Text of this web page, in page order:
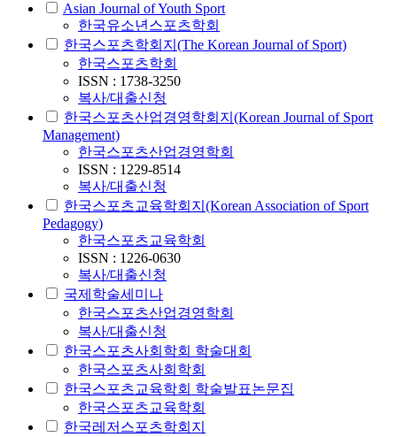
Asian Journal of Youth Sport
한국유소년스포츠학회
한국스포츠학회지(The Korean Journal of Sport)
한국스포츠학회
ISSN : 1738-3250
복사/대출신청
한국스포츠산업경영학회지(Korean Journal of Sport
Management)
한국스포츠산업경영학회
ISSN : 1229-8514
복사/대출신청
한국스포츠교육학회지(Korean Association of Sport
Pedagogy)
한국스포츠교육학회
ISSN : 1226-0630
복사/대출신청
국제학술세미나
한국스포츠산업경영학회
복사/대출신청
한국스포츠사회학회 학술대회
한국스포츠사회학회
한국스포츠교육학회 학술발표논문집
한국스포츠교육학회
한국레저스포츠학회지